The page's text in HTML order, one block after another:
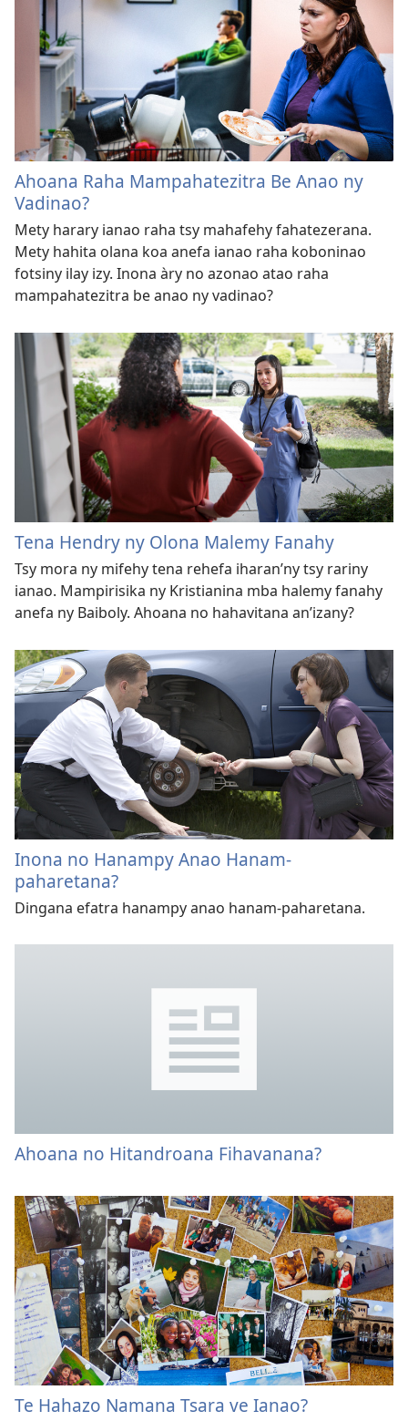
Ahoana Raha Mampahatezitra Be Anao ny
Vadinao?
Mety harary ianao raha tsy mahafehy fahatezerana.
Mety hahita olana koa anefa ianao raha koboninao
fotsiny ilay izy. Inona àry no azonao atao raha
mampahatezitra be anao ny vadinao?
Tena Hendry ny Olona Malemy Fanahy
Tsy mora ny mifehy tena rehefa iharan’ny tsy rariny
ianao. Mampirisika ny Kristianina mba halemy fanahy
anefa ny Baiboly. Ahoana no hahavitana an’izany?
Inona no Hanampy Anao Hanam-
paharetana?
Dingana efatra hanampy anao hanam-paharetana.
Ahoana no Hitandroana Fihavanana?
Te Hahazo Namana Tsara ve Ianao?